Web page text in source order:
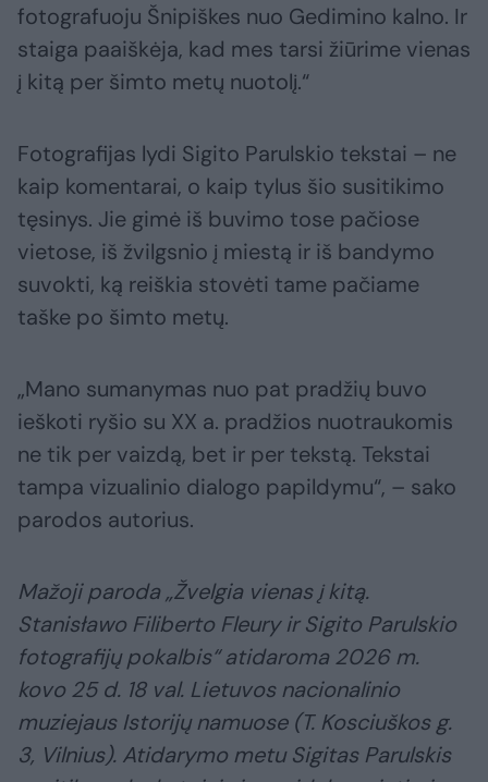
fotografuoju Šnipiškes nuo Gedimino kalno. Ir
staiga paaiškėja, kad mes tarsi žiūrime vienas
į kitą per šimto metų nuotolį.“
Fotografijas lydi Sigito Parulskio tekstai – ne
kaip komentarai, o kaip tylus šio susitikimo
tęsinys. Jie gimė iš buvimo tose pačiose
vietose, iš žvilgsnio į miestą ir iš bandymo
suvokti, ką reiškia stovėti tame pačiame
taške po šimto metų.
„Mano sumanymas nuo pat pradžių buvo
ieškoti ryšio su XX a. pradžios nuotraukomis
ne tik per vaizdą, bet ir per tekstą. Tekstai
tampa vizualinio dialogo papildymu“, – sako
parodos autorius.
Mažoji paroda „Žvelgia vienas į kitą.
Stanisławo Filiberto Fleury ir Sigito Parulskio
fotografijų pokalbis“ atidaroma 2026 m.
kovo 25 d. 18 val. Lietuvos nacionalinio
muziejaus Istorijų namuose (T. Kosciuškos g.
3, Vilnius). Atidarymo metu Sigitas Parulskis